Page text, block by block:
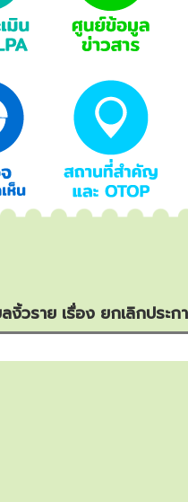
งิ้วราย เรื่อง ยกเลิกปร